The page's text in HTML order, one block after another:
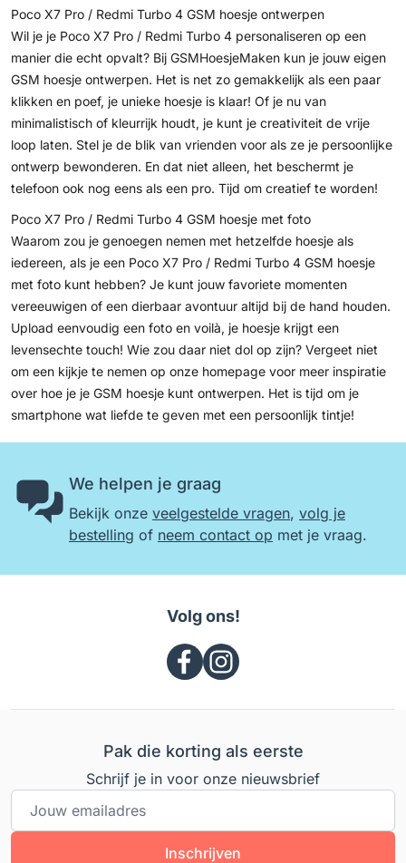
Poco X7 Pro / Redmi Turbo 4 GSM hoesje ontwerpen
Wil je je Poco X7 Pro / Redmi Turbo 4 personaliseren op een
manier die echt opvalt? Bij GSMHoesjeMaken kun je jouw eigen
GSM hoesje ontwerpen. Het is net zo gemakkelijk als een paar
klikken en poef, je unieke hoesje is klaar! Of je nu van
minimalistisch of kleurrijk houdt, je kunt je creativiteit de vrije
loop laten. Stel je de blik van vrienden voor als ze je persoonlijke
ontwerp bewonderen. En dat niet alleen, het beschermt je
telefoon ook nog eens als een pro. Tijd om creatief te worden!
Poco X7 Pro / Redmi Turbo 4 GSM hoesje met foto
Waarom zou je genoegen nemen met hetzelfde hoesje als
iedereen, als je een Poco X7 Pro / Redmi Turbo 4 GSM hoesje
met foto kunt hebben? Je kunt jouw favoriete momenten
vereeuwigen of een dierbaar avontuur altijd bij de hand houden.
Upload eenvoudig een foto en voilà, je hoesje krijgt een
levensechte touch! Wie zou daar niet dol op zijn? Vergeet niet
om een kijkje te nemen op onze homepage voor meer inspiratie
over hoe je je GSM hoesje kunt ontwerpen. Het is tijd om je
smartphone wat liefde te geven met een persoonlijk tintje!
We helpen je graag
Bekijk onze veelgestelde vragen, volg je
bestelling of neem contact op met je vraag.
Volg ons!
Pak die korting als eerste
Schrijf je in voor onze nieuwsbrief
E-mailadres
Inschrijven